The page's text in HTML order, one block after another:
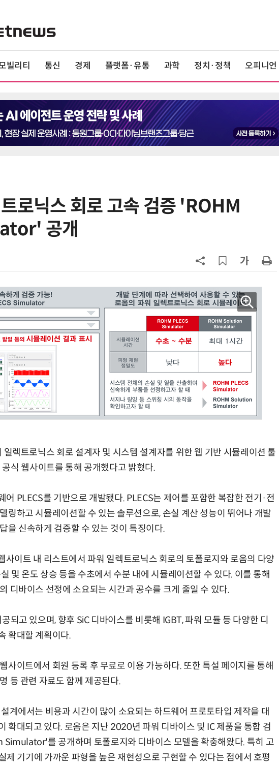
빌리티 통신 경제 플랫폼·유통 과학 정치·정책 오피니언
로닉스 회로 고속 검증 'ROHM
공개
렉트로닉스 회로 설계자 및 시스템 설계자를 위한 웹 기반 시뮬레이션 툴
식 웹사이트를 통해 공개했다고 밝혔다.
어 PLECS를 기반으로 개발됐다. PLECS는 제어를 포함한 복잡한 전기·전
링하고 시뮬레이션할 수 있는 솔루션으로, 손실 계산 성능이 뛰어나 개발
을 신속하게 검증할 수 있는 것이 특징이다.
이트 내 리스트에서 파워 일렉트로닉스 회로의 토폴로지와 로옴의 다양
및 온도 상승 등을 수초에서 수분 내에 시뮬레이션할 수 있다. 이를 통해
디바이스 선정에 소요되는 시간과 공수를 크게 줄일 수 있다.
되고 있으며, 향후 SiC 디바이스를 비롯해 IGBT, 파워 모듈 등 다양한 디
확대할 계획이다.
사이트에서 회원 등록 후 무료로 이용 가능하다. 또한 특설 페이지를 통해
등 관련 자료도 함께 제공된다.
계에서는 비용과 시간이 많이 소요되는 하드웨어 프로토타입 제작을 대
확대되고 있다. 로옴은 지난 2020년 파워 디바이스 및 IC 제품을 통합 검
를 공개하며 토폴로지와 디바이스 모델을 확충해왔다. 특히 고
제 기기에 가까운 파형을 높은 재현성으로 구현할 수 있다는 점에서 호평
6
LG전자 “로니 판매량, 역대 최다…
주가 부양 '총력전'
전자, 美 B2B 구독 시동
[사설] 美 AIDC 냉각 시장, 우리도 현
지 대응을
10 쿠첸, 2026년형 '브레인 밥솥' 출
시…“표정으로 작동 상태 구분”
AI × Design : UX 디자이너의 5가지 생존 전략과 실전 대응